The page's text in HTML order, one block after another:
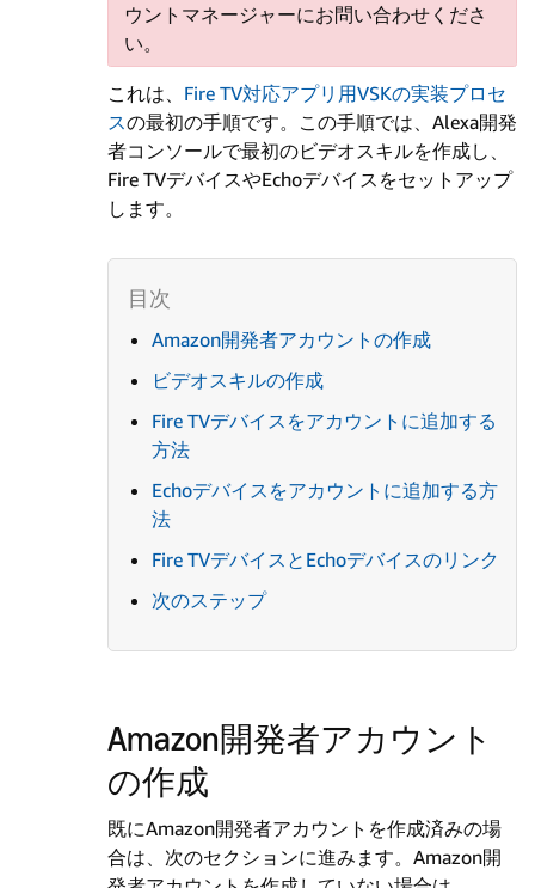
ウントマネージャーにお問い合わせくださ
い。
これは、 Fire TV対応アプリ用VSKの実装プロセ
スの最初の手順です。この手順では、Alexa開発
者コンソールで最初のビデオスキルを作成し、
Fire TVデバイスやEchoデバイスをセットアップ
します。
Amazon開発者アカウントの作成
ビデオスキルの作成
Fire TVデバイスをアカウントに追加する
方法
Echoデバイスをアカウントに追加する方
法
Fire TVデバイスとEchoデバイスのリンク
次のステップ
Amazon開発者アカウント
の作成
既にAmazon開発者アカウントを作成済みの場
合は、次のセクションに進みます。Amazon開